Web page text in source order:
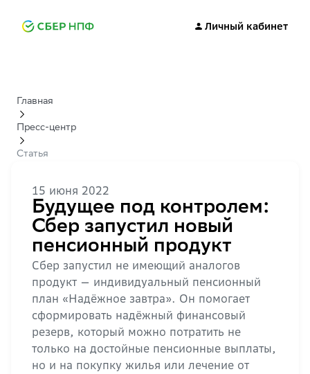
Личный кабинет
Главная
Пресс-центр
Статья
15 июня 2022
Будущее под контролем:
Сбер запустил новый
пенсионный продукт
Сбер запустил не имеющий аналогов
продукт — индивидуальный пенсионный
план «Надёжное завтра». Он помогает
сформировать надёжный финансовый
резерв, который можно потратить не
только на достойные пенсионные выплаты,
но и на покупку жилья или лечение от